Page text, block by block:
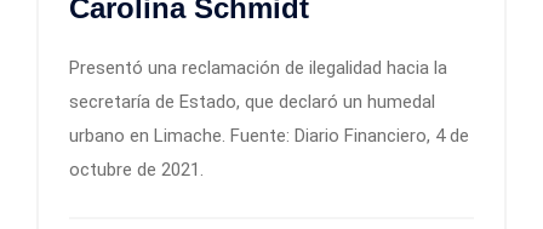
Carolina Schmidt
Presentó una reclamación de ilegalidad hacia la
secretaría de Estado, que declaró un humedal
urbano en Limache. Fuente: Diario Financiero, 4 de
octubre de 2021.